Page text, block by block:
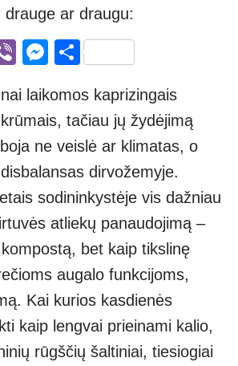
drauge ar draugu:
Vi
er
M
ss
e
n
g
er
S
ar
e
laikomos kaprizingais
tačiau jų žydėjimą
ne veislė ar klimatas, o
dirvožemyje.
sodininkystėje vis dažniau
atliekų panaudojimą –
bet kaip tikslinę
augalo funkcijoms,
Kai kurios kasdienės
kaip lengvai prieinami kalio,
rūgščių šaltiniai, tiesiogiai